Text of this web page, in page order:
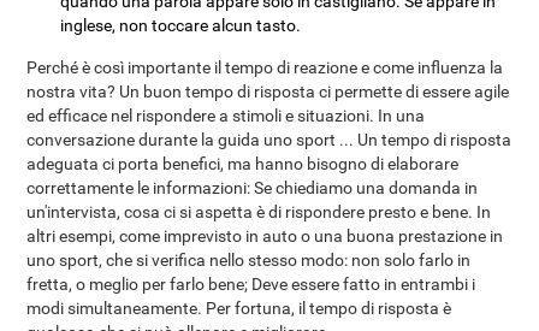
inglese, non toccare alcun tasto.
Perché è così importante il tempo di reazione e come influenza la
nostra vita? Un buon tempo di risposta ci permette di essere agile
ed efficace nel rispondere a stimoli e situazioni. In una
conversazione durante la guida uno sport ... Un tempo di risposta
adeguata ci porta benefici, ma hanno bisogno di elaborare
correttamente le informazioni: Se chiediamo una domanda in
un'intervista, cosa ci si aspetta è di rispondere presto e bene. In
altri esempi, come imprevisto in auto o una buona prestazione in
uno sport, che si verifica nello stesso modo: non solo farlo in
fretta, o meglio per farlo bene; Deve essere fatto in entrambi i
modi simultaneamente. Per fortuna, il tempo di risposta è